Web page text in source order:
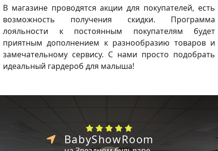
В магазине проводятся акции для покупателей, есть
возможность получения скидки. Программа
лояльности к постоянным покупателям будет
приятным дополнением к разнообразию товаров и
замечательному сервису. С нами просто подобрать
идеальный гардероб для малыша!
BabyShowRoom